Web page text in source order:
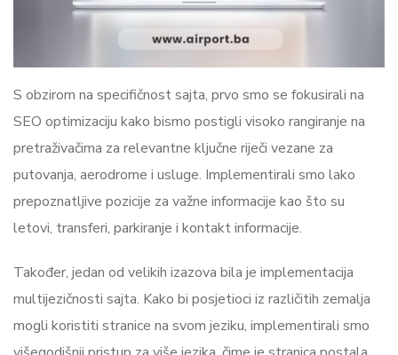
S obzirom na specifičnost sajta, prvo smo se fokusirali na
SEO optimizaciju kako bismo postigli visoko rangiranje na
pretraživačima za relevantne ključne riječi vezane za
putovanja, aerodrome i usluge. Implementirali smo lako
prepoznatljive pozicije za važne informacije kao što su
letovi, transferi, parkiranje i kontakt informacije.
Također, jedan od velikih izazova bila je implementacija
multijezičnosti sajta. Kako bi posjetioci iz različitih zemalja
mogli koristiti stranice na svom jeziku, implementirali smo